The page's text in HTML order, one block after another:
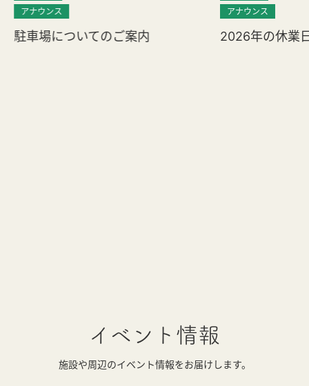
アナウンス
駐車場についてのご案内
アナウンス
2026年の休業
イベント情報
施設や周辺のイベント情報をお届けします。